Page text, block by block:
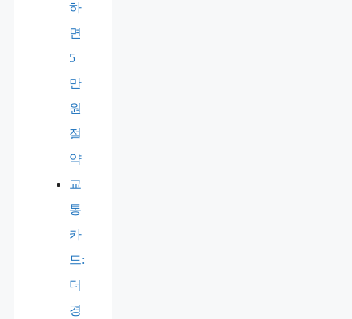
하
면
5
만
원
절
약
교
통
카
드:
더
경